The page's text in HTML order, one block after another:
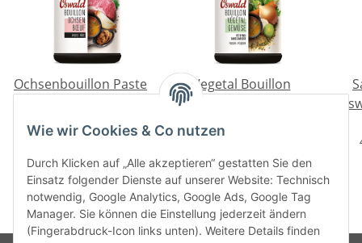
Ochsenbouillon Paste
36,50 €
3,65 € pro 100 g
Vegetal Bouillon
Klassiker 800 g
3,81 € pro 100 g
Wie wir Cookies & Co nutzen
Durch Klicken auf „Alle akzeptieren“ gestatten Sie den
Einsatz folgender Dienste auf unserer Website: Technisch
notwendig, Google Analytics, Google Ads, Google Tag
Manager. Sie können die Einstellung jederzeit ändern
(Fingerabdruck-Icon links unten). Weitere Details finden